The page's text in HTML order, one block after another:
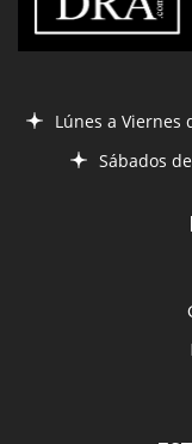
Lúnes a
Sábados